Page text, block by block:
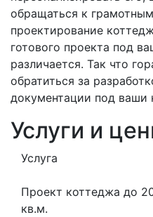
обращаться к
проектирование
готового проекта под
различается. Так что
обратиться за
документации под ваши
Услуги и
Услуга
Проект коттеджа до
кв.м.